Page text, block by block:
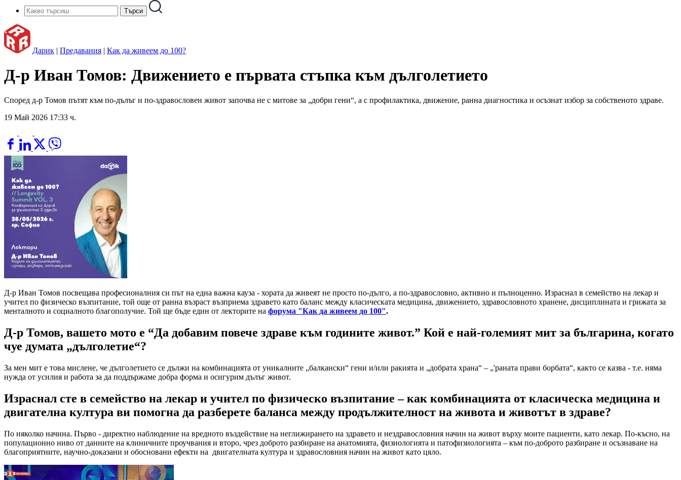
Дарик | Предавания | Как да живеем до 100?
Д-р Иван Томов: Движението е първата стъпка към дълголетието
Според д-р Томов пътят към по-дълъг и по-здравословен живот започва не с митове за „добри гени“, а с профилактика, движение, ранна диагностика и осъзнат избор за собственото здраве.
19 Май 2026 17:33 ч.
Д-р Иван Томов посвещава професионалния си път на една важна кауза - хората да живеят не просто по-дълго, а по-здравословно, активно и пълноценно. Израснал в семейство на лекар и
учител по физическо възпитание, той още от ранна възраст възприема здравето като баланс между класическата медицина, движението, здравословното хранене, дисциплината и грижата за
менталното и социалното благополучие. Той ще бъде един от лекторите на форума "Как да живеем до 100".
Д-р Томов, вашето мото е “Да добавим повече здраве към годините живот.” Кой е най-големият мит за българина, когато
чуе думата „дълголетие“?
За мен мит е това мислене, че дълголетието се дължи на комбинацията от уникалните „балкански“ гени и/или ракията и „добрата храна“ – „'раната прави борбата“, както се казва - т.е. няма
нужда от усилия и работа за да поддържаме добра форма и осигурим дълъг живот.
Израснал сте в семейство на лекар и учител по физическо възпитание – как комбинацията от класическа медицина и
двигателна култура ви помогна да разберете баланса между продължителност на живота и животът в здраве?
По няколко начина. Първо - директно наблюдение на вредното въздействие на неглижирането на здравето и нездравословния начин на живот върху моите пациенти, като лекар. По-късно, на
популационно ниво от данните на клиничните проучвания и второ, чрез доброто разбиране на анатомията, физиологията и патофизиологията – към по-доброто разбиране и осъзнаване на
благоприятните, научно-доказани и обосновани ефекти на двигателната култура и здравословния начин на живот като цяло.